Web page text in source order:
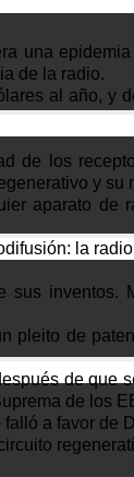
una
de la radio.
al año, y
de los
y su
aparato de
la
inventos.
pleito de
de que
de los
a favor de